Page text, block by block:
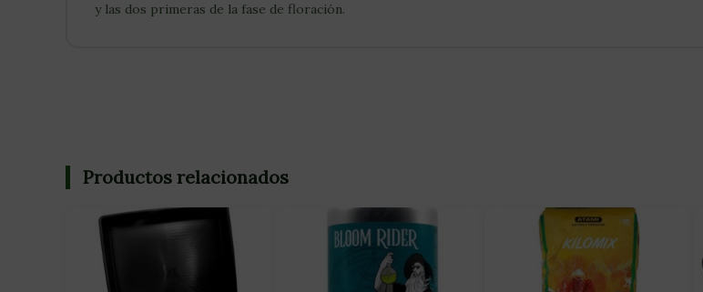
y las dos primeras de la fase de floración.
Productos relacionados